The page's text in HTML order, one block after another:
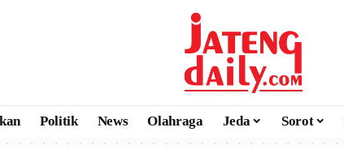
Politik News Olahraga Jeda Sorot